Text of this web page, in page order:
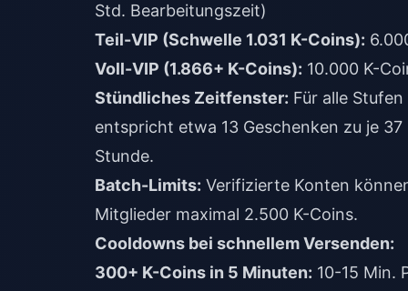
Std. Bearbeitungszeit)
Teil-VIP (Schwelle 1.031 K-Coins):
Voll-VIP (1.866+ K-Coins): 10.000 K-
Stündliches Zeitfenster: Für alle
entspricht etwa 13 Geschenken zu je
Stunde.
Batch-Limits: Verifizierte Konten
Mitglieder maximal 2.500 K-Coins.
Cooldowns bei schnellem Versenden:
300+ K-Coins in 5 Minuten: 10-15 Min.